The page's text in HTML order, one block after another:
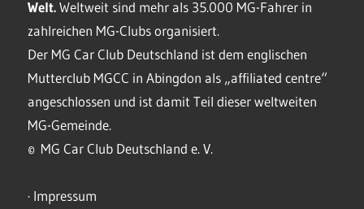
Welt.Weltweit sind mehr als 35.000 MG-Fahrer in
zahlreichen MG-Clubs organisiert.
Der MG Car Club Deutschland ist dem englischen
Mutterclub MGCC in Abingdon als „affiliated centre“
angeschlossen und ist damit Teil dieser weltweiten
MG-Gemeinde.
© MG Car Club Deutschland e. V.
· Impressum